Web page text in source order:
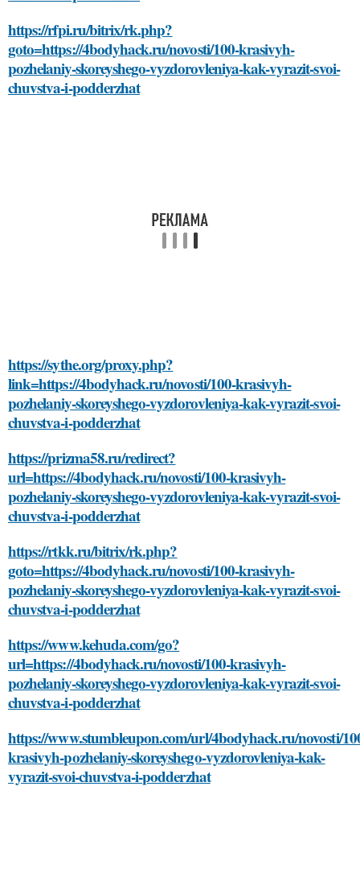
https://rfpi.ru/bitrix/rk.php?
goto=https://4bodyhack.ru/novosti/100-krasivyh-
pozhelaniy-skoreyshego-vyzdorovleniya-kak-vyrazit-svoi-
chuvstva-i-podderzhat
https://sythe.org/proxy.php?
link=https://4bodyhack.ru/novosti/100-krasivyh-
pozhelaniy-skoreyshego-vyzdorovleniya-kak-vyrazit-svoi-
chuvstva-i-podderzhat
https://prizma58.ru/redirect?
url=https://4bodyhack.ru/novosti/100-krasivyh-
pozhelaniy-skoreyshego-vyzdorovleniya-kak-vyrazit-svoi-
chuvstva-i-podderzhat
https://rtkk.ru/bitrix/rk.php?
goto=https://4bodyhack.ru/novosti/100-krasivyh-
pozhelaniy-skoreyshego-vyzdorovleniya-kak-vyrazit-svoi-
chuvstva-i-podderzhat
https://www.kehuda.com/go?
url=https://4bodyhack.ru/novosti/100-krasivyh-
pozhelaniy-skoreyshego-vyzdorovleniya-kak-vyrazit-svoi-
chuvstva-i-podderzhat
https://www.stumbleupon.com/url/4bodyhack.ru/novosti/
krasivyh-pozhelaniy-skoreyshego-vyzdorovleniya-kak-
vyrazit-svoi-chuvstva-i-podderzhat